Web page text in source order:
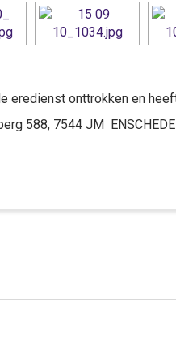
eredienst onttrokken en
588, 7544 JM ENSCHEDE